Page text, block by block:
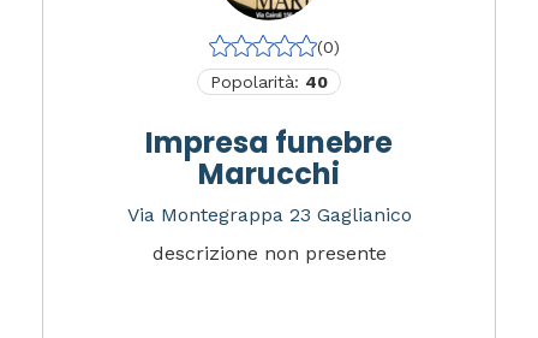
(0)
Popolarità: 40
Impresa funebre
Marucchi
Via Montegrappa 23 Gaglianico
descrizione non presente